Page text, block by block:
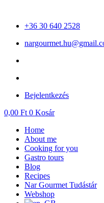
content+36 30 640 2528
Bejelentkezés
0,00 Ft 0 Kosár
Home
About me
Cooking for you
Gastro tours
Blog
Recipes
Nar Gourmet Tudástár
Webshop